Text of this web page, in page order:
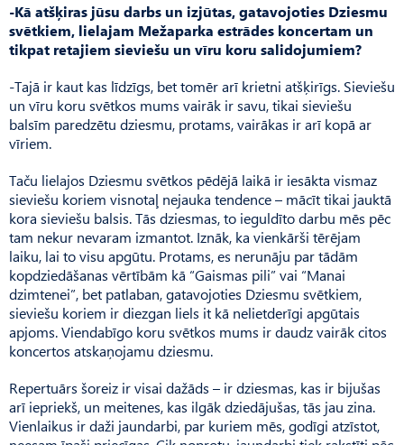
-Kā atšķiras jūsu darbs un izjūtas, gatavojoties Dziesmu
svētkiem, lielajam Mežaparka estrādes koncertam un
tikpat retajiem sieviešu un vīru koru salidojumiem?
-Tajā ir kaut kas līdzīgs, bet tomēr arī krietni atšķirīgs. Sie­viešu
un vīru koru svētkos mums vairāk ir savu, tikai sieviešu
balsīm paredzētu dziesmu, protams, vairākas ir arī kopā ar
vīriem.
Taču lielajos Dziesmu svētkos pēdējā laikā ir iesākta vismaz
sieviešu koriem visnotaļ nejauka tendence – mācīt tikai jauktā
kora sieviešu balsis. Tās dziesmas, to ieguldīto darbu mēs pēc
tam nekur nevaram izmantot. Iznāk, ka vienkārši tērējam
laiku, lai to visu apgūtu. Pro­tams, es nerunāju par tādām
kopdziedāšanas vērtībām kā “Gais­mas pili” vai “Ma­nai
dzimtenei”, bet patlaban, gatavojoties Dzies­mu svētkiem,
sieviešu koriem ir diezgan liels it kā nelietderīgi apgūtais
apjoms. Vienda­bīgo koru svētkos mums ir daudz vairāk citos
koncertos atskaņojamu dziesmu.
Repertuārs šoreiz ir visai dažāds – ir dziesmas, kas ir bijušas
arī iepriekš, un meitenes, kas ilgāk dziedājušas, tās jau zina.
Vienlaikus ir daži jaundarbi, par kuriem mēs, godīgi atzīstot,